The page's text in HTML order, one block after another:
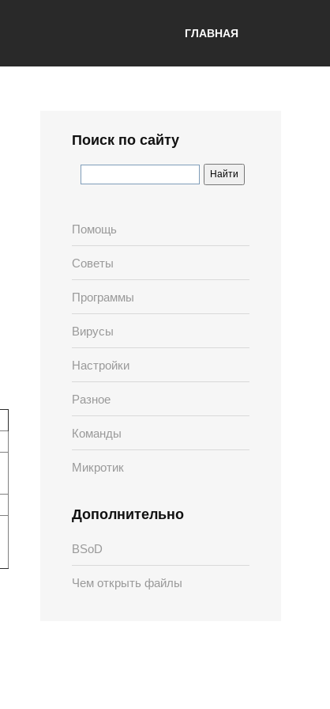
ГЛАВНАЯ
Поиск по сайту
Помощь
Советы
Программы
Вирусы
Настройки
Разное
Команды
Микротик
Дополнительно
BSoD
Чем открыть файлы